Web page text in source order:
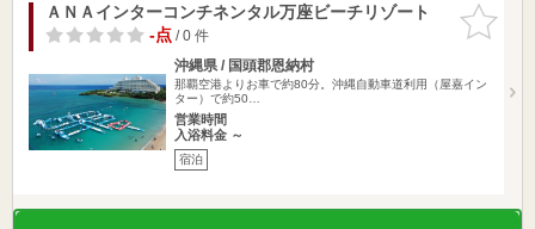
お気に入
りに追加
ＡＮＡインターコンチネンタル万座ビーチリゾート
-点/ 0 件
沖縄県 / 国頭郡恩納村
那覇空港よりお車で約80分。沖縄自動車道利用（屋嘉イン
ター）で約50…
営業時間
入浴料金 ～
宿泊